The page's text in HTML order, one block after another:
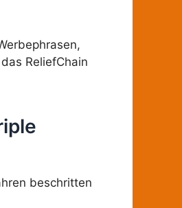
ReliefChain
beschritten